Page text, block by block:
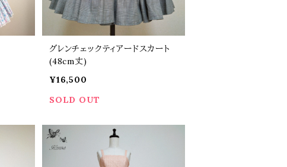
グレンチェックティアードスカート
(48cm丈)
¥16,500
SOLD OUT